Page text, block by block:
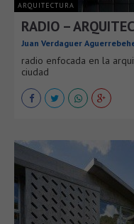
ARQUITECTURA
RADIO –
Juan Verdaguer
radio enfocada en la
ciudad